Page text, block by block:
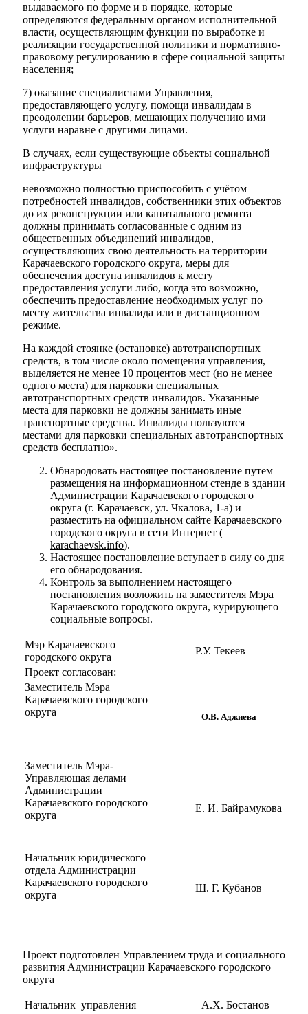
выдаваемого по форме и в порядке, которые
определяются федеральным органом исполнительной
власти, осуществляющим функции по выработке и
реализации государственной политики и нормативно-
правовому регулированию в сфере социальной защиты
населения;
7) оказание специалистами Управления,
предоставляющего услугу, помощи инвалидам в
преодолении барьеров, мешающих получению ими
услуги наравне с другими лицами.
В случаях, если существующие объекты социальной
инфраструктуры
невозможно полностью приспособить с учётом
потребностей инвалидов, собственники этих объектов
до их реконструкции или капитального ремонта
должны принимать согласованные с одним из
общественных объединений инвалидов,
осуществляющих свою деятельность на территории
Карачаевского городского округа, меры для
обеспечения доступа инвалидов к месту
предоставления услуги либо, когда это возможно,
обеспечить предоставление необходимых услуг по
месту жительства инвалида или в дистанционном
режиме.
На каждой стоянке (остановке) автотранспортных
средств, в том числе около помещения управления,
выделяется не менее 10 процентов мест (но не менее
одного места) для парковки специальных
автотранспортных средств инвалидов. Указанные
места для парковки не должны занимать иные
транспортные средства. Инвалиды пользуются
местами для парковки специальных автотранспортных
средств бесплатно».
Обнародовать настоящее постановление путем
размещения на информационном стенде в здании
Администрации Карачаевского городского
округа (г. Карачаевск, ул. Чкалова, 1-а) и
разместить на официальном сайте Карачаевского
городского округа в сети Интернет (
karachaevsk.info).
Настоящее постановление вступает в силу со дня
его обнародования.
Контроль за выполнением настоящего
постановления возложить на заместителя Мэра
Карачаевского городского округа, курирующего
социальные вопросы.
Мэр Карачаевского
городского округа
Р.У. Текеев
Проект согласован:
Заместитель Мэра
Карачаевского городского
округа
О.В. Аджиева
Заместитель Мэра-
Управляющая делами
Администрации
Карачаевского городского
округа
Е. И. Байрамукова
Начальник юридического
отдела Администрации
Карачаевского городского
округа
Ш. Г. Кубанов
Проект подготовлен Управлением труда и социального
развития Администрации Карачаевского городского
округа
Начальник управления А.Х. Бостанов